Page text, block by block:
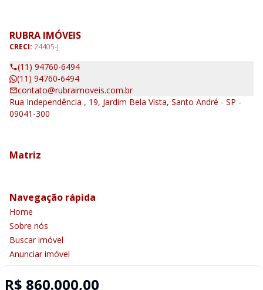
R$ 860.000,00
RUBRA IMÓVEIS
CRECI: 24405-J
(11) 94760-6494
(11) 94760-6494
contato@rubraimoveis.com.br
Rua Independência , 19, Jardim Bela Vista, Santo André - SP -
09041-300
Matriz
Navegação rápida
Home
Sobre nós
Buscar imóvel
Anunciar imóvel
Contato